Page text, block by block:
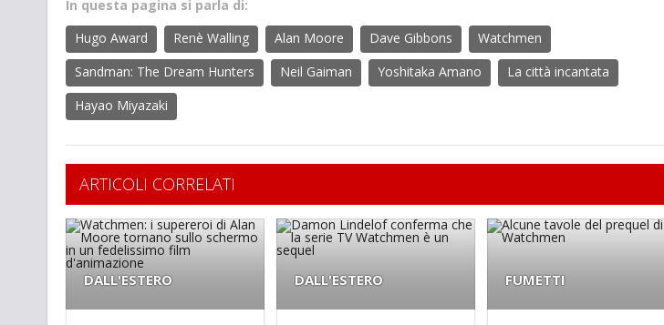
In questa pagina si parla di:
Hugo Award
Renè Walling Alan Moore Dave Gibbons
Watchmen
Sandman: The Dream Hunters
Neil Gaiman Yoshitaka Amano
La città incantata
Hayao Miyazaki
ARTICOLI CORRELATI
DALL'ESTERO DALL'ESTERO FUMETTI